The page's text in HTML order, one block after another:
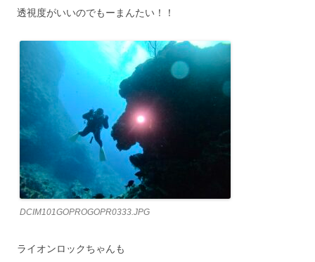
透視度がいいのでもーまんたい！！
DCIM101GOPROGOPR0333.JPG
ライオンロックちゃんも